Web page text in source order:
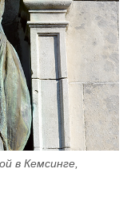
в Кемсинге,